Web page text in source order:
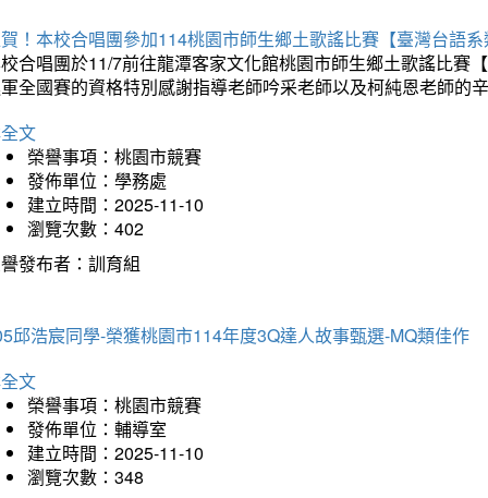
！本校合唱團參加114桃園市師生鄉土歌謠比賽【臺灣台語
合唱團於11/7前往龍潭客家文化館桃園市師生鄉土歌謠比賽
全國賽的資格特別感謝指導老師吟采老師以及柯純恩老師的
文
榮譽事項：桃園市競賽
發佈單位：學務處
建立時間：2025-11-10
瀏覽次數：402
發布者：訓育組
邱浩宸同學-榮獲桃園市114年度3Q達人故事甄選-MQ類佳作
文
榮譽事項：桃園市競賽
發佈單位：輔導室
建立時間：2025-11-10
瀏覽次數：348